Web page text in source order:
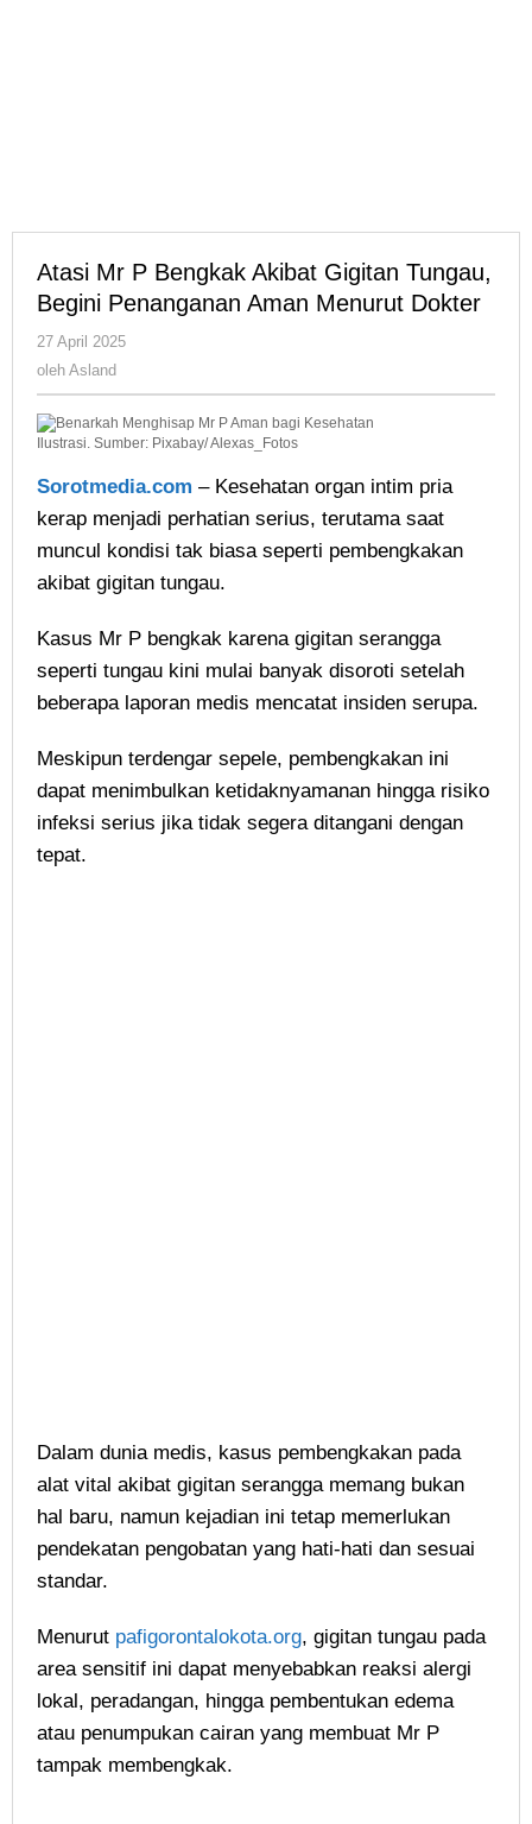
Atasi Mr P Bengkak Akibat Gigitan Tungau,
Begini Penanganan Aman Menurut Dokter
27 April 2025
oleh Asland
Ilustrasi. Sumber: Pixabay/ Alexas_Fotos
Sorotmedia.com – Kesehatan organ intim pria
kerap menjadi perhatian serius, terutama saat
muncul kondisi tak biasa seperti pembengkakan
akibat gigitan tungau.
Kasus Mr P bengkak karena gigitan serangga
seperti tungau kini mulai banyak disoroti setelah
beberapa laporan medis mencatat insiden serupa.
Meskipun terdengar sepele, pembengkakan ini
dapat menimbulkan ketidaknyamanan hingga risiko
infeksi serius jika tidak segera ditangani dengan
tepat.
Dalam dunia medis, kasus pembengkakan pada
alat vital akibat gigitan serangga memang bukan
hal baru, namun kejadian ini tetap memerlukan
pendekatan pengobatan yang hati-hati dan sesuai
standar.
Menurut pafigorontalokota.org, gigitan tungau pada
area sensitif ini dapat menyebabkan reaksi alergi
lokal, peradangan, hingga pembentukan edema
atau penumpukan cairan yang membuat Mr P
tampak membengkak.